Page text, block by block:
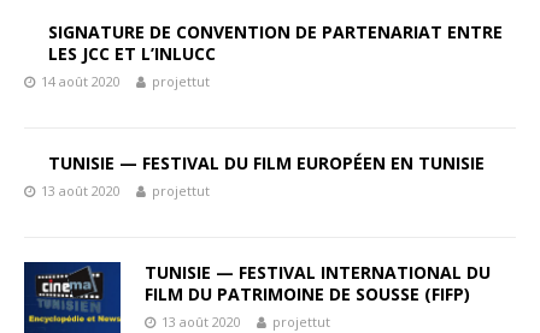
SIGNATURE DE CONVENTION DE PARTENARIAT ENTRE
LES JCC ET L’INLUCC
14 août 2020 projettut
TUNISIE — FESTIVAL DU FILM EUROPÉEN EN TUNISIE
13 août 2020 projettut
TUNISIE — FESTIVAL INTERNATIONAL DU
FILM DU PATRIMOINE DE SOUSSE (FIFP)
13 août 2020 projettut